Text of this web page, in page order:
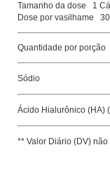
Tamanho da dose 1
Dose por vasilhame 30
Quantidade por porção
Sódio
Ácido Hialurônico (HA)
** Valor Diário (DV)